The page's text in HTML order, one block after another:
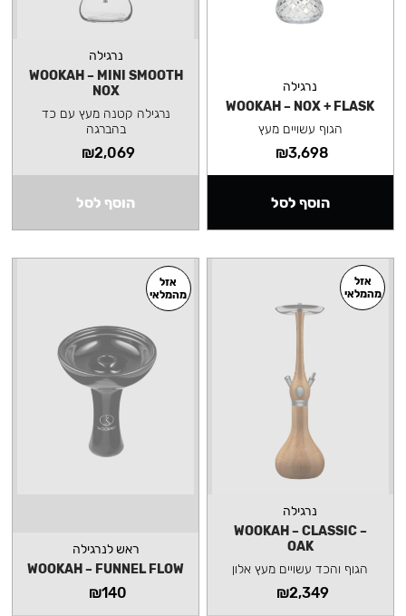
נרגילה
WOOKAH – NOX + FLASK
הגוף עשויים מעץ
₪3,698
הוסף לסל
נרגילה
WOOKAH – MINI SMOOTH
NOX
נרגילה קטנה מעץ עם כד
בהברגה
₪2,069
הוסף לסל
אזל
מהמלאי
נרגילה
WOOKAH – CLASSIC –
OAK
הגוף והכד עשויים מעץ אלון
₪2,349
אזל
מהמלאי
ראש לנרגילה
WOOKAH – FUNNEL FLOW
₪140